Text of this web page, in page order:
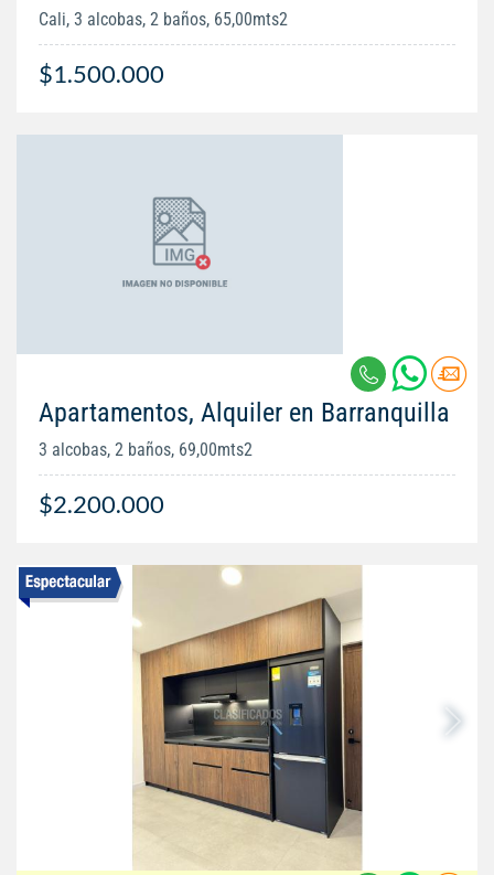
Cali, 3 alcobas, 2 baños, 65,00mts2
$1.500.000
Apartamentos, Alquiler en Barranquilla
3 alcobas, 2 baños, 69,00mts2
$2.200.000